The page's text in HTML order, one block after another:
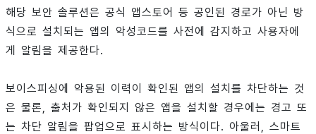
해당 보안 솔루션은 공식 앱스토어 등 공인된 경로가 아닌 방
식으로 설치되는 앱의 악성코드를 사전에 감지하고 사용자에
게 알림을 제공한다.
보이스피싱에 악용된 이력이 확인된 앱의 설치를 차단하는 것
은 물론, 출처가 확인되지 않은 앱을 설치할 경우에는 경고 또
는 차단 알림을 팝업으로 표시하는 방식이다. 아울러, 스마트